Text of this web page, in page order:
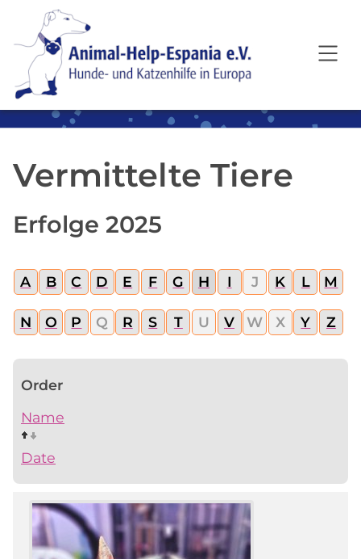
SKIP TO MAIN CONTENT
Vermittelte Tiere
Erfolge 2025
A B C D E F G H I J K L M
N O P Q R S T U V W X Y Z
Order
Name
Date